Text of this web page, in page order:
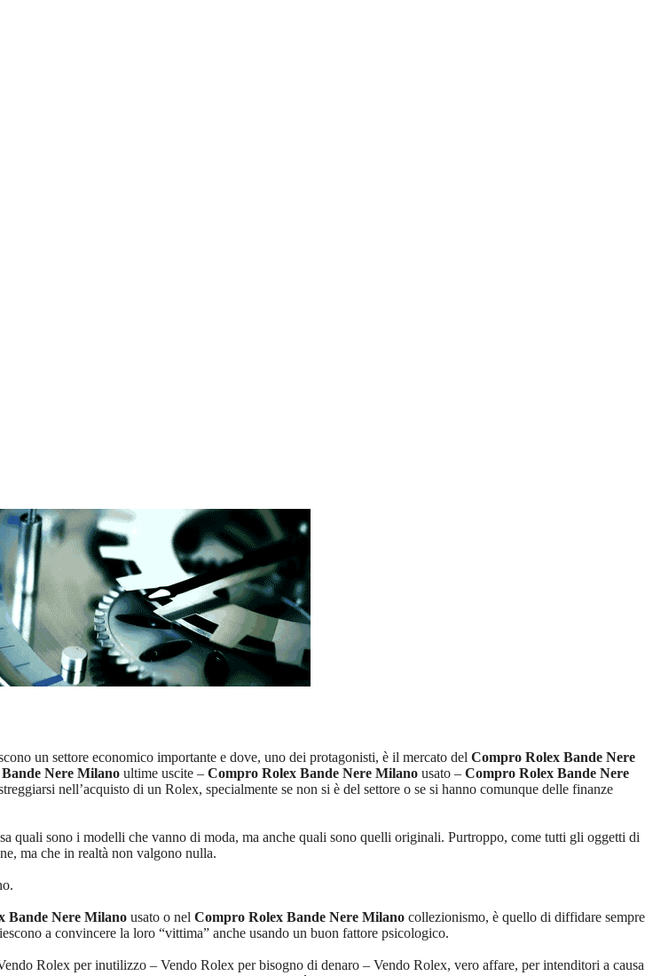
un settore economico importante e dove, uno dei protagonisti, è il mercato del Compro Rolex Bande Nere
Nere Milano ultime uscite – Compro Rolex Bande Nere Milano usato – Compro Rolex Bande Nere
nell’acquisto di un Rolex, specialmente se non si è del settore o se si hanno comunque delle finanze
quali sono i modelli che vanno di moda, ma anche quali sono quelli originali. Purtroppo, come tutti gli oggetti di
ma che in realtà non valgono nulla.
Bande Nere Milano usato o nel Compro Rolex Bande Nere Milano collezionismo, è quello di diffidare sempre
a convincere la loro “vittima” anche usando un buon fattore psicologico.
Rolex per inutilizzo – Vendo Rolex per bisogno di denaro – Vendo Rolex, vero affare, per intenditori a causa